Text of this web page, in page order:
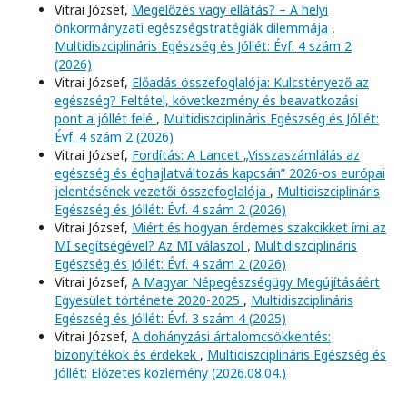
Vitrai József, Megelőzés vagy ellátás? – A helyi
önkormányzati egészségstratégiák dilemmája ,
Multidiszciplináris Egészség és Jóllét: Évf. 4 szám 2
(2026)
Vitrai József, Előadás összefoglalója: Kulcstényező az
egészség? Feltétel, következmény és beavatkozási
pont a jóllét felé , Multidiszciplináris Egészség és Jóllét:
Évf. 4 szám 2 (2026)
Vitrai József, Fordítás: A Lancet „Visszaszámlálás az
egészség és éghajlatváltozás kapcsán” 2026-os európai
jelentésének vezetői összefoglalója , Multidiszciplináris
Egészség és Jóllét: Évf. 4 szám 2 (2026)
Vitrai József, Miért és hogyan érdemes szakcikket írni az
MI segítségével? Az MI válaszol , Multidiszciplináris
Egészség és Jóllét: Évf. 4 szám 2 (2026)
Vitrai József, A Magyar Népegészségügy Megújításáért
Egyesület története 2020-2025 , Multidiszciplináris
Egészség és Jóllét: Évf. 3 szám 4 (2025)
Vitrai József, A dohányzási ártalomcsökkentés:
bizonyítékok és érdekek , Multidiszciplináris Egészség és
Jóllét: Előzetes közlemény (2026.08.04.)